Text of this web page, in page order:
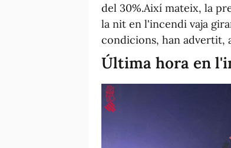
del 30%.Així mateix, la
la nit en l'incendi vaja
condicions, han advertit,
Última hora en